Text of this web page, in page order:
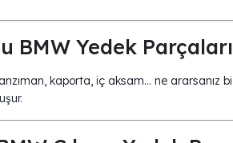
BMW Yedek Parçaları
kaporta, iç aksam… ne ararsanız